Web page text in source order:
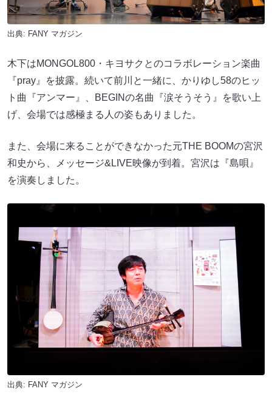
出典: FANY マガジン
木下はMONGOL800・キヨサクとのコラボレーション楽曲
『pray』を披露。続いて前川と一緒に、かりゆし58のヒッ
ト曲『アンマー』、BEGINの名曲『涙そうそう』を歌い上
げ、会場では感極まる人の姿もありました。
また、会場に来ることができなかった元THE BOOMの宮沢
和史から、メッセージ&LIVE映像が到着。宮沢は『島唄』
を演奏しました。
出典: FANY マガジン